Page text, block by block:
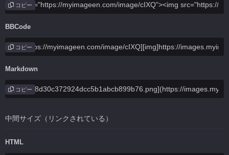
コピー
BBCode
コピー
Markdown
コピー
中間サイズ（リンクされている）
HTML